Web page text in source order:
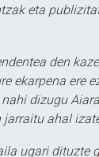
eta
den
ekarpena ere
dizugu
ahal
ugari dituzte